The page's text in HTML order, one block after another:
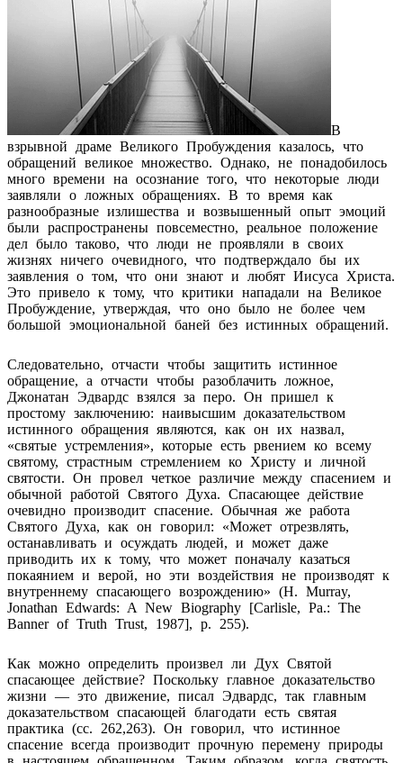
В
взрывной драме Великого Пробуждения казалось, что
обращений великое множество. Однако, не понадобилось
много времени на осознание того, что некоторые люди
заявляли о ложных обращениях. В то время как
разнообразные излишества и возвышенный опыт эмоций
были распространены повсеместно, реальное положение
дел было таково, что люди не проявляли в своих
жизнях ничего очевидного, что подтверждало бы их
заявления о том, что они знают и любят Иисуса Христа.
Это привело к тому, что критики нападали на Великое
Пробуждение, утверждая, что оно было не более чем
большой эмоциональной баней без истинных обращений.
Следовательно, отчасти чтобы защитить истинное
обращение, а отчасти чтобы разоблачить ложное,
Джонатан Эдвардс взялся за перо. Он пришел к
простому заключению: наивысшим доказательством
истинного обращения являются, как он их назвал,
«святые устремления», которые есть рвением ко всему
святому, страстным стремлением ко Христу и личной
святости. Он провел четкое различие между спасением и
обычной работой Святого Духа. Спасающее действие
очевидно производит спасение. Обычная же работа
Святого Духа, как он говорил: «Может отрезвлять,
останавливать и осуждать людей, и может даже
приводить их к тому, что может поначалу казаться
покаянием и верой, но эти воздействия не производят к
внутреннему спасающего возрождению» (H. Murray,
Jonathan Edwards: A New Biography [Carlisle, Pa.: The
Banner of Truth Trust, 1987], p. 255).
Как можно определить произвел ли Дух Святой
спасающее действие? Поскольку главное доказательство
жизни — это движение, писал Эдвардс, так главным
доказательством спасающей благодати есть святая
практика (сс. 262,263). Он говорил, что истинное
спасение всегда производит прочную перемену природы